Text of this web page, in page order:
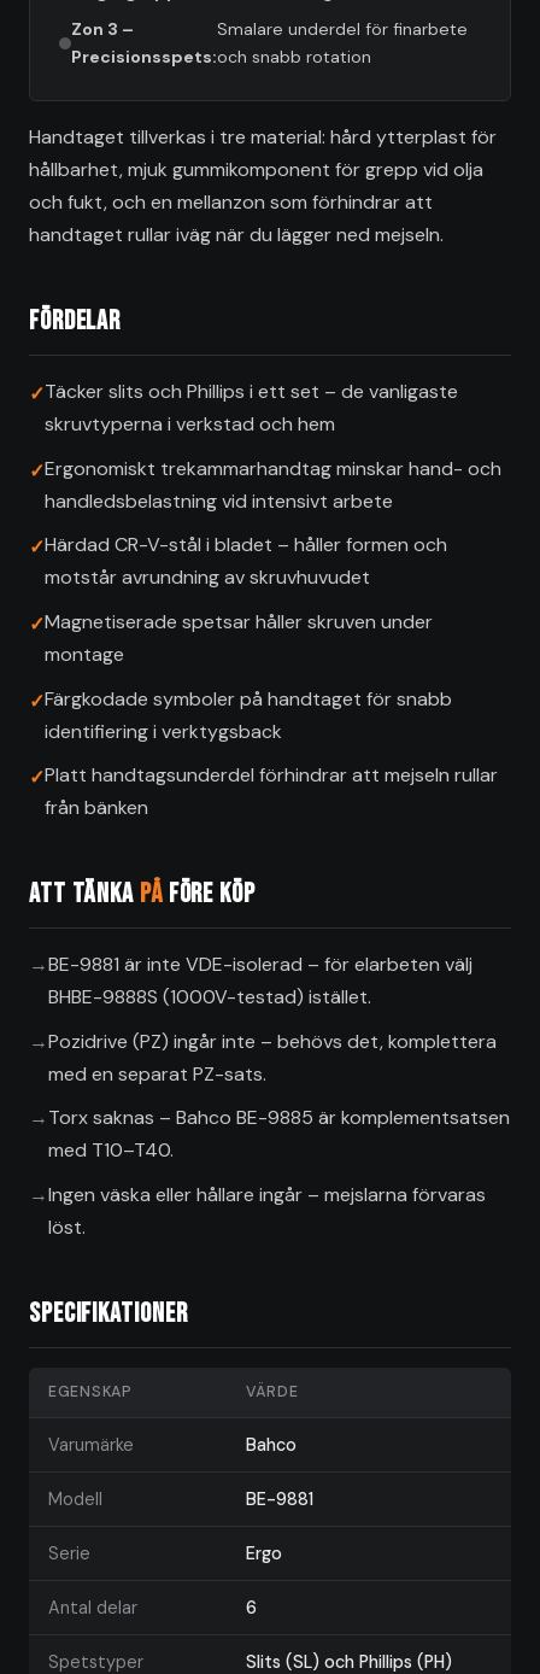
Zon 3 –
Precisionsspets:
Smalare underdel för finarbete
och snabb rotation
Handtaget tillverkas i tre material: hård ytterplast för
hållbarhet, mjuk gummikomponent för grepp vid olja
och fukt, och en mellanzon som förhindrar att
handtaget rullar iväg när du lägger ned mejseln.
Fördelar
Täcker slits och Phillips i ett set – de vanligaste
skruvtyperna i verkstad och hem
Ergonomiskt trekammarhandtag minskar hand- och
handledsbelastning vid intensivt arbete
Härdad CR-V-stål i bladet – håller formen och
motstår avrundning av skruvhuvudet
Magnetiserade spetsar håller skruven under
montage
Färgkodade symboler på handtaget för snabb
identifiering i verktygsback
Platt handtagsunderdel förhindrar att mejseln rullar
från bänken
Att tänka påföre köp
BE-9881 är inte VDE-isolerad – för elarbeten välj
BHBE-9888S (1000V-testad) istället.
Pozidrive (PZ) ingår inte – behövs det, komplettera
med en separat PZ-sats.
Torx saknas – Bahco BE-9885 är komplementsatsen
med T10–T40.
Ingen väska eller hållare ingår – mejslarna förvaras
löst.
Specifikationer
EGENSKAP VÄRDE
Varumärke Bahco
Modell BE-9881
Serie Ergo
Antal delar 6
Spetstyper Slits (SL) och Phillips (PH)